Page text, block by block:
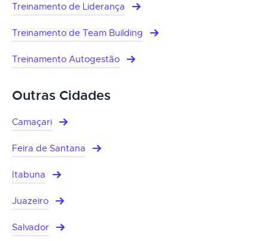
Treinamento de Liderança
Treinamento de Team Building
Treinamento Autogestão
Outras Cidades
Camaçari
Feira de Santana
Itabuna
Juazeiro
Salvador